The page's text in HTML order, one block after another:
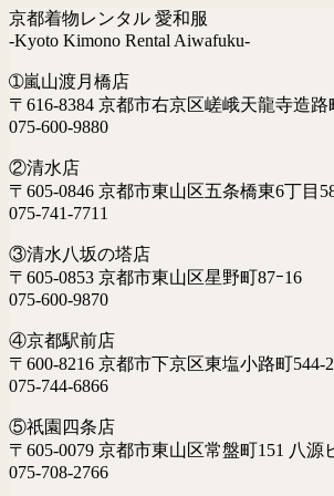
京都着物レンタル 愛和服
-Kyoto Kimono Rental Aiwafuku-
➀嵐山渡月橋店
〒616-8384 京都市右京区嵯峨天龍寺造
075-600-9880
②清水店
〒605-0846 京都市東山区五条橋東6丁目
075-741-7711
③清水八坂の塔店
〒605-0853 京都市東山区星野町87ｰ16
075-600-9870
④京都駅前店
〒600-8216 京都市下京区東塩小路町544-
075-744-6866
⑤祇園四条店
〒605-0079 京都市東山区常盤町151 八源
075-708-2766